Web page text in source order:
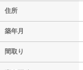
住所
築年月
間取り